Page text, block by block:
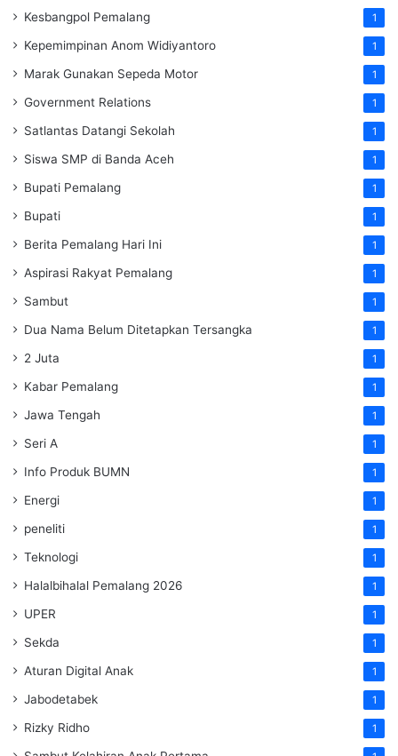
Kesbangpol Pemalang 1
Kepemimpinan Anom Widiyantoro 1
Marak Gunakan Sepeda Motor 1
Government Relations 1
Satlantas Datangi Sekolah 1
Siswa SMP di Banda Aceh 1
Bupati Pemalang 1
Bupati 1
Berita Pemalang Hari Ini 1
Aspirasi Rakyat Pemalang 1
Sambut 1
Dua Nama Belum Ditetapkan Tersangka 1
2 Juta 1
Kabar Pemalang 1
Jawa Tengah 1
Seri A 1
Info Produk BUMN 1
Energi 1
peneliti 1
Teknologi 1
Halalbihalal Pemalang 2026 1
UPER 1
Sekda 1
Aturan Digital Anak 1
Jabodetabek 1
Rizky Ridho 1